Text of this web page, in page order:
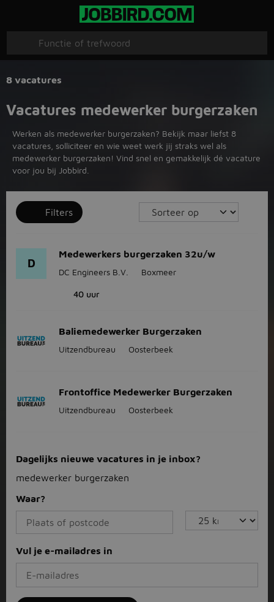
8 vacatures
Vacatures medewerker burgerzaken
Werken als medewerker burgerzaken? Bekijk maar liefst 8
vacatures, solliciteer en wie weet werk jij straks wel als
medewerker burgerzaken! Vind snel en gemakkelijk dé vacature
voor jou bij Jobbird.
Filters
D
Medewerkers burgerzaken 32u/w
DC Engineers B.V. Boxmeer
40 uur
Baliemedewerker Burgerzaken
Uitzendbureau Oosterbeek
Frontoffice Medewerker Burgerzaken
Uitzendbureau Oosterbeek
Dagelijks nieuwe vacatures in je inbox?
medewerker burgerzaken
Waar?
Vul je e-mailadres in